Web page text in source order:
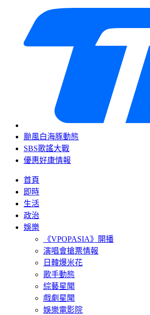
颱風白海豚動態
SBS歌謠大戰
優惠好康情報
首頁
即時
生活
政治
娛樂
《VPOPASIA》開播
演唱會搶票情報
日韓爆米花
歌手動態
綜藝星聞
戲劇星聞
娛樂電影院